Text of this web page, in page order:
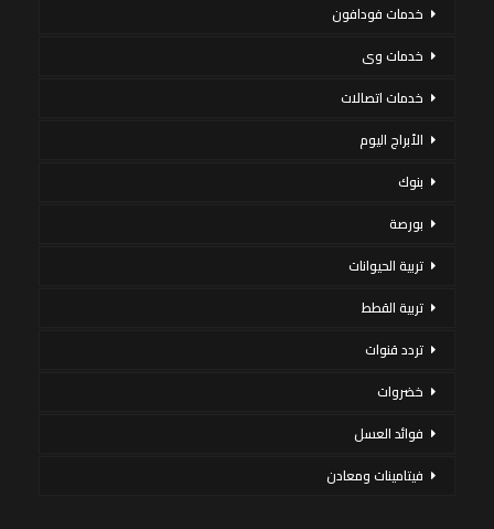
خدمات فودافون
خدمات وى
خدمات اتصالات
الأبراج اليوم
بنوك
بورصة
تربية الحيوانات
تربية القطط
تردد قنوات
خضروات
فوائد العسل
فيتامينات ومعادن